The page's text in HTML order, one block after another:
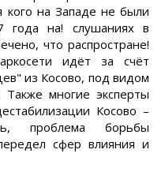
кого на Западе не были
года на! слушаниях в
что распростране!
идёт за счёт
из Косово, под видом
многие эксперты
Косово –
проблема борьбы
сфер влияния и